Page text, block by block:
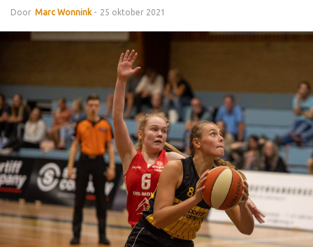
Door Marc Wonnink - 25 oktober 2021